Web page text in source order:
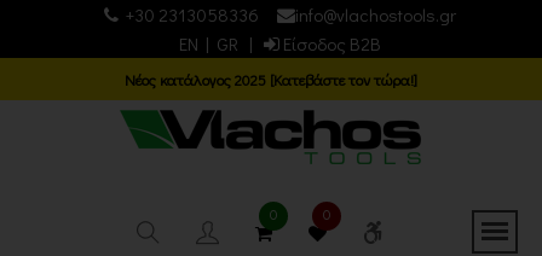
+30 2313058336
info@vlachostools.gr
EN | GR | Είσοδος B2B
Νέος κατάλογος 2025 [Κατεβάστε τον τώρα!]
0 0